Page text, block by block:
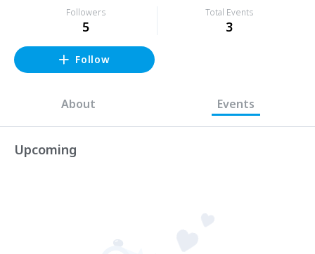
Followers
5
Total Events
3
Follow
About Events
Upcoming